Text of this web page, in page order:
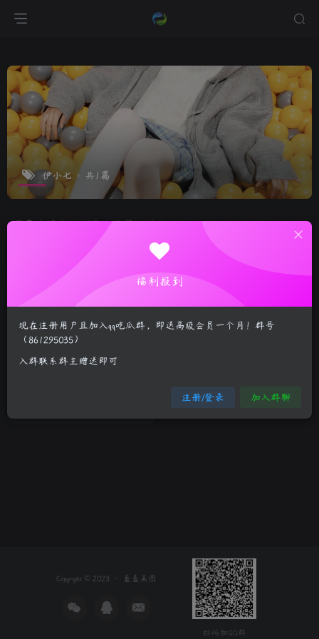
伊小七 共1篇
排序 更新 浏览 点赞 评论
伊小七MoMo游三亚翘臀写真艺
Copyright © 2023 · 羞羞美图
扫码加QQ群
福利报到
现在注册用户且加入qq吃瓜群，即送高级会员一个月！群号
（861295035）
入群联系群主赠送即可
注册/登录 加入群聊